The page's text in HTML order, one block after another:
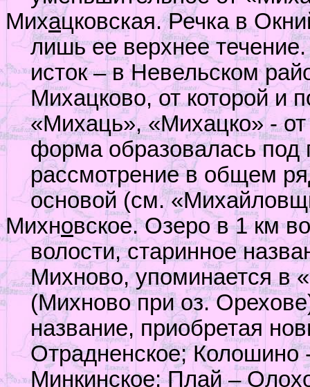
Михацковская. Речка в
лишь ее верхнее
исток – в Невельском
Михацково, от которой и
«Михаць», «Михацко» -
форма образовалась
рассмотрение в общем
основой (см.
Михновское. Озеро в 1 км
волости, старинное
Михново, упоминается в
(Михново при оз.
название, приобретая
Отрадненское; Колошино
Минкинское; Плай –